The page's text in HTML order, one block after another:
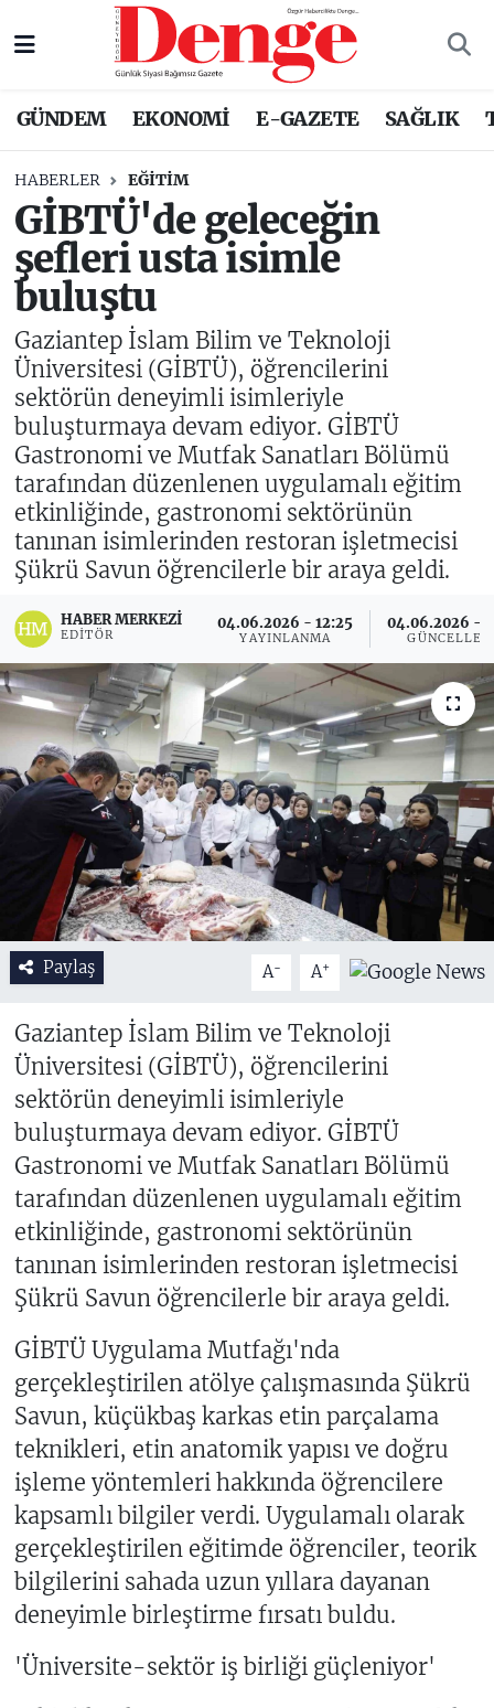
GÜNDEM EKONOMİ E-GAZETE SAĞLIK
HABERLER EĞITIM
GİBTÜ'de geleceğin
şefleri usta isimle
buluştu
Gaziantep İslam Bilim ve Teknoloji
Üniversitesi (GİBTÜ), öğrencilerini
sektörün deneyimli isimleriyle
buluşturmaya devam ediyor. GİBTÜ
Gastronomi ve Mutfak Sanatları Bölümü
tarafından düzenlenen uygulamalı eğitim
etkinliğinde, gastronomi sektörünün
tanınan isimlerinden restoran işletmecisi
Şükrü Savun öğrencilerle bir araya geldi.
HABER MERKEZI
EDITÖR
04.06.2026 - 12:25
YAYINLANMA
04.06.2026 -
Paylaş A- A+
Gaziantep İslam Bilim ve Teknoloji
Üniversitesi (GİBTÜ), öğrencilerini
sektörün deneyimli isimleriyle
buluşturmaya devam ediyor. GİBTÜ
Gastronomi ve Mutfak Sanatları Bölümü
tarafından düzenlenen uygulamalı eğitim
etkinliğinde, gastronomi sektörünün
tanınan isimlerinden restoran işletmecisi
Şükrü Savun öğrencilerle bir araya geldi.
GİBTÜ Uygulama Mutfağı'nda
gerçekleştirilen atölye çalışmasında Şükrü
Savun, küçükbaş karkas etin parçalama
teknikleri, etin anatomik yapısı ve doğru
işleme yöntemleri hakkında öğrencilere
kapsamlı bilgiler verdi. Uygulamalı olarak
gerçekleştirilen eğitimde öğrenciler, teorik
bilgilerini sahada uzun yıllara dayanan
deneyimle birleştirme fırsatı buldu.
'Üniversite-sektör iş birliği güçleniyor'
Nöbetçi Eczaneler
Trafik Durumu
Süper Lig Puan Durumu ve Fikstür
Tüm Manşetler
Son Dakika Haberleri
Haber Arşivi